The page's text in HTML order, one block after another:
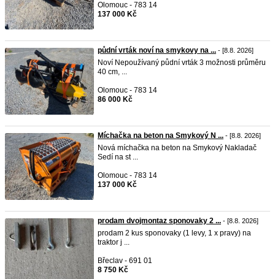
Olomouc - 783 14
137 000 Kč
půdní vrták noví na smykovy na ... - [8.8. 2026]
Noví Nepoužívaný půdní vrták 3 možnosti průměru
40 cm, ...
Olomouc - 783 14
86 000 Kč
Míchačka na beton na Smykový N ... - [8.8. 2026]
Nová míchačka na beton na Smykový Nakladač
Sedí na st ...
Olomouc - 783 14
137 000 Kč
prodam dvojmontaz sponovaky 2 ... - [8.8. 2026]
prodam 2 kus sponovaky (1 levy, 1 x pravy) na
traktor j ...
Břeclav - 691 01
8 750 Kč